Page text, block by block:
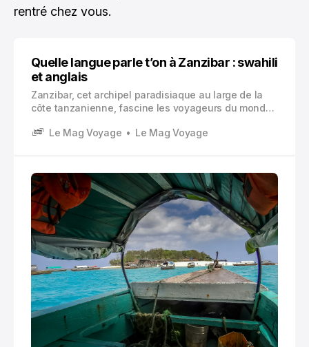
rentré chez vous.
Quelle langue parle t’on à Zanzibar : swahili
et anglais
Zanzibar, cet archipel paradisiaque au large de la
côte tanzanienne, fascine les voyageurs du monde
historique unique et sa culture swahilie
influences africaines, arabes, persanes et
indiennes.
Le Mag Voyage Le Mag Voyage